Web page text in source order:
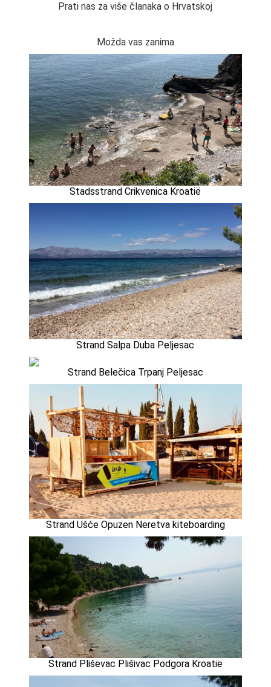
Prati nas za više članaka o Hrvatskoj
Možda vas zanima
Stadsstrand Crikvenica Kroatië
Strand Salpa Duba Peljesac
Strand Belečica Trpanj Peljesac
Strand Ušće Opuzen Neretva kiteboarding
Strand Pliševac Plišivac Podgora Kroatië